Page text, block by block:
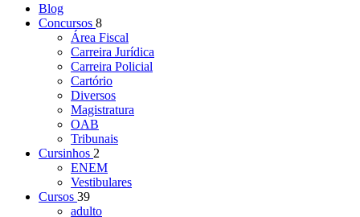
Blog
Concursos 8
Área Fiscal
Carreira Jurídica
Carreira Policial
Cartório
Diversos
Magistratura
OAB
Tribunais
Cursinhos 2
ENEM
Vestibulares
Cursos 39
adulto